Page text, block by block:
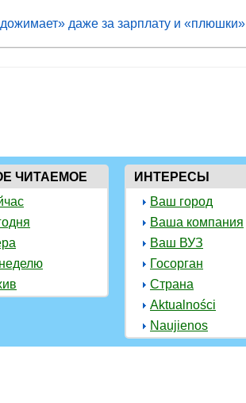
даже за зарплату и «плюшки»
ЧИТАЕМОЕ
ИНТЕРЕСЫ
Ваш город
Ваша компания
Ваш ВУЗ
Госорган
Страна
Aktualności
Naujienos